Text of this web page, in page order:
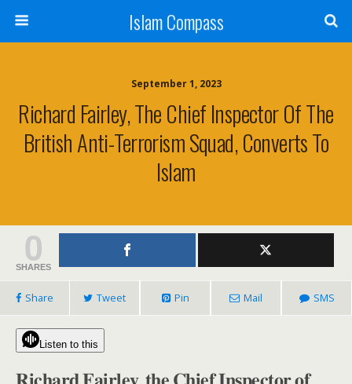
Islam Compass
September 1, 2023
Richard Fairley, The Chief Inspector Of The
British Anti-Terrorism Squad, Converts To
Islam
0
SHARES
Share Tweet Pin Mail SMS
Listen to this
𝐑𝐢𝐜𝐡𝐚𝐫𝐝 𝐅𝐚𝐢𝐫𝐥𝐞𝐲, 𝐭𝐡𝐞 𝐂𝐡𝐢𝐞𝐟 𝐈𝐧𝐬𝐩𝐞𝐜𝐭𝐨𝐫 𝐨𝐟